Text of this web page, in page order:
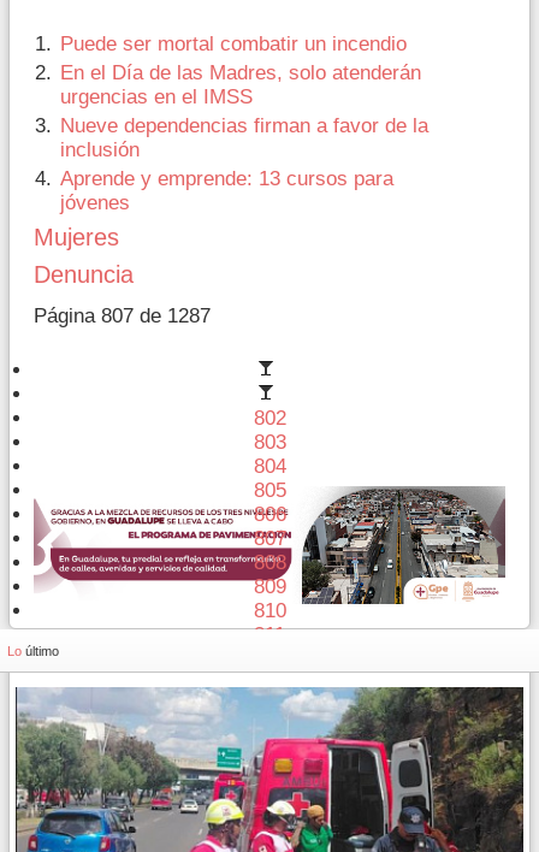
Puede ser mortal combatir un incendio
En el Día de las Madres, solo atenderán
urgencias en el IMSS
Nueve dependencias firman a favor de la
inclusión
Aprende y emprende: 13 cursos para
jóvenes
Mujeres
Denuncia
Página 807 de 1287
802
803
804
805
806
807
808
809
810
811
Lo último